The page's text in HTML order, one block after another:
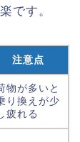
です。
注意点
物が多いと
り換えが少
疲れる